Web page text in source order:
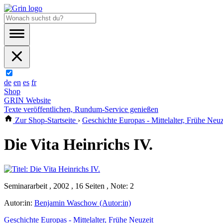
de en es fr
Shop
GRIN Website
Texte veröffentlichen, Rundum-Service genießen
Zur Shop-Startseite › Geschichte Europas - Mittelalter, Frühe
Die Vita Heinrichs IV.
Seminararbeit , 2002 , 16 Seiten , Note: 2
Autor:in: Benjamin Waschow (Autor:in)
Geschichte Europas - Mittelalter, Frühe Neuzeit